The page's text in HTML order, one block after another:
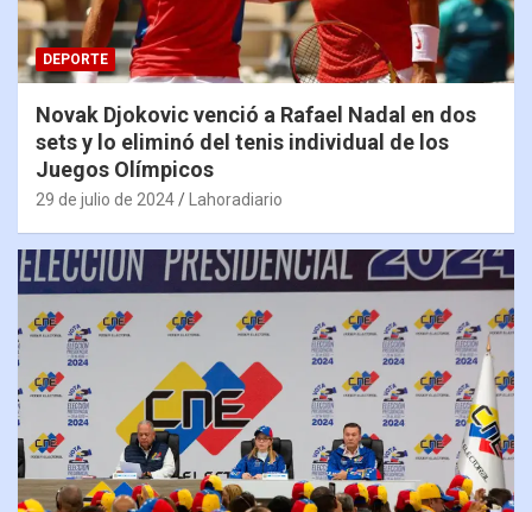
DEPORTE
Novak Djokovic venció a Rafael Nadal en dos
sets y lo eliminó del tenis individual de los
Juegos Olímpicos
29 de julio de 2024 Lahoradiario